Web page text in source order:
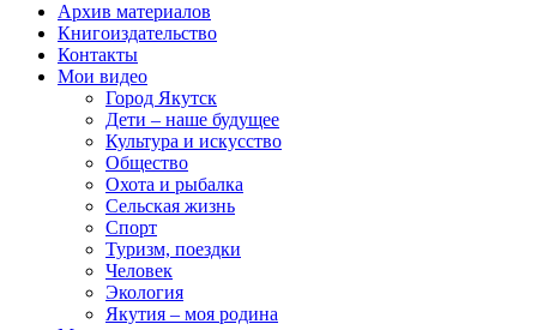
Архив материалов
Книгоиздательство
Контакты
Мои видео
Город Якутск
Дети – наше будущее
Культура и искусство
Общество
Охота и рыбалка
Сельская жизнь
Спорт
Туризм, поездки
Человек
Экология
Якутия – моя родина